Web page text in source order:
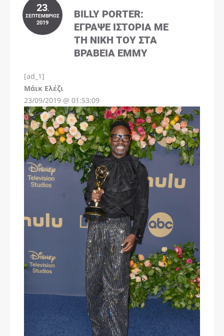
23.
ΣΕΠΤΈΜΒΡΙΟΣ
2019
BILLY PORTER:
ΈΓΡΑΨΕ ΙΣΤΟΡΊΑ ΜΕ
ΤΗ ΝΊΚΗ ΤΟΥ ΣΤΑ
ΒΡΑΒΕΊΑ EMMY
[ad_1]
Μάικ ΕλέζιInstagram
23/09/2019 @ 01:53:09